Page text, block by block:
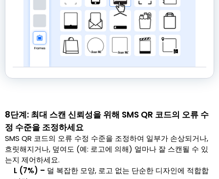
8단계: 최대 스캔 신뢰성을 위해 SMS QR 코드의 오류 수
정 수준을 조정하세요
SMS QR 코드의 오류 수정 수준을 조정하여 일부가 손상되거나,
흐릿해지거나, 덮여도 (예: 로고에 의해) 얼마나 잘 스캔될 수 있
는지 제어하세요.
L (7%) – 덜 복잡한 모양, 로고 없는 단순한 디자인에 적합합